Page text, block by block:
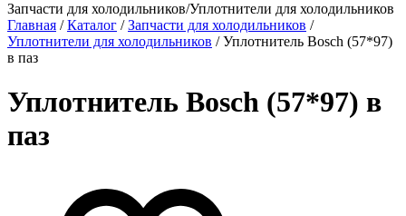
Запчасти для холодильников/Уплотнители для холодильников
Главная /Каталог /Запчасти для холодильников /
Уплотнители для холодильников /Уплотнитель Bosch (57*97)
в паз
Уплотнитель Bosch (57*97) в
паз